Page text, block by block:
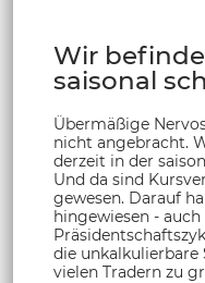
Wir
saisonal
Übermäßige
nicht angebracht.
derzeit in der
Und da sind
gewesen. Darauf
hingewiesen -
die unkalkulierbare
vielen Tradern zu